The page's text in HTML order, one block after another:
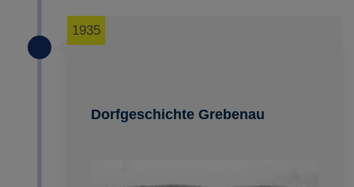
Dorfgeschichte Grebenau
1935